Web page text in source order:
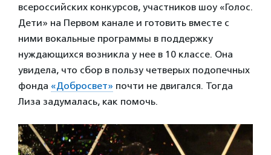
всероссийских конкурсов, участников шоу «Голос.
Дети» на Первом канале и готовить вместе с
ними вокальные программы в поддержку
нуждающихся возникла у нее в 10 классе. Она
увидела, что сбор в пользу четверых подопечных
фонда «Добросвет» почти не двигался. Тогда
Лиза задумалась, как помочь.